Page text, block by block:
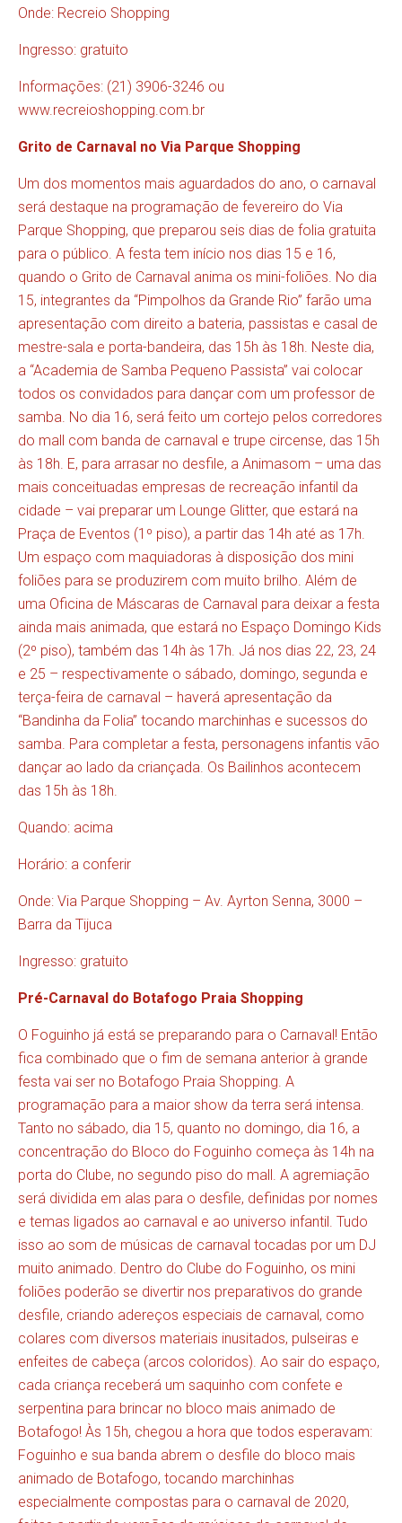
Onde: Recreio Shopping
Ingresso: gratuito
Informações: (21) 3906-3246 ou
www.recreioshopping.com.br
Grito de Carnaval no Via Parque Shopping
Um dos momentos mais aguardados do ano, o carnaval
será destaque na programação de fevereiro do Via
Parque Shopping, que preparou seis dias de folia gratuita
para o público. A festa tem início nos dias 15 e 16,
quando o Grito de Carnaval anima os mini-foliões. No dia
15, integrantes da “Pimpolhos da Grande Rio” farão uma
apresentação com direito a bateria, passistas e casal de
mestre-sala e porta-bandeira, das 15h às 18h. Neste dia,
a “Academia de Samba Pequeno Passista” vai colocar
todos os convidados para dançar com um professor de
samba. No dia 16, será feito um cortejo pelos corredores
do mall com banda de carnaval e trupe circense, das 15h
às 18h. E, para arrasar no desfile, a Animasom – uma das
mais conceituadas empresas de recreação infantil da
cidade – vai preparar um Lounge Glitter, que estará na
Praça de Eventos (1º piso), a partir das 14h até as 17h.
Um espaço com maquiadoras à disposição dos mini
foliões para se produzirem com muito brilho. Além de
uma Oficina de Máscaras de Carnaval para deixar a festa
ainda mais animada, que estará no Espaço Domingo Kids
(2º piso), também das 14h às 17h. Já nos dias 22, 23, 24
e 25 – respectivamente o sábado, domingo, segunda e
terça-feira de carnaval – haverá apresentação da
“Bandinha da Folia” tocando marchinhas e sucessos do
samba. Para completar a festa, personagens infantis vão
dançar ao lado da criançada. Os Bailinhos acontecem
das 15h às 18h.
Quando: acima
Horário: a conferir
Onde: Via Parque Shopping – Av. Ayrton Senna, 3000 –
Barra da Tijuca
Ingresso: gratuito
Pré-Carnaval do Botafogo Praia Shopping
O Foguinho já está se preparando para o Carnaval! Então
fica combinado que o fim de semana anterior à grande
festa vai ser no Botafogo Praia Shopping. A
programação para a maior show da terra será intensa.
Tanto no sábado, dia 15, quanto no domingo, dia 16, a
concentração do Bloco do Foguinho começa às 14h na
porta do Clube, no segundo piso do mall. A agremiação
será dividida em alas para o desfile, definidas por nomes
e temas ligados ao carnaval e ao universo infantil. Tudo
isso ao som de músicas de carnaval tocadas por um DJ
muito animado. Dentro do Clube do Foguinho, os mini
foliões poderão se divertir nos preparativos do grande
desfile, criando adereços especiais de carnaval, como
colares com diversos materiais inusitados, pulseiras e
enfeites de cabeça (arcos coloridos). Ao sair do espaço,
cada criança receberá um saquinho com confete e
serpentina para brincar no bloco mais animado de
Botafogo! Às 15h, chegou a hora que todos esperavam:
Foguinho e sua banda abrem o desfile do bloco mais
animado de Botafogo, tocando marchinhas
especialmente compostas para o carnaval de 2020,